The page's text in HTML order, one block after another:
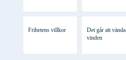
Frihetens villkor
Det går att vända
vinden